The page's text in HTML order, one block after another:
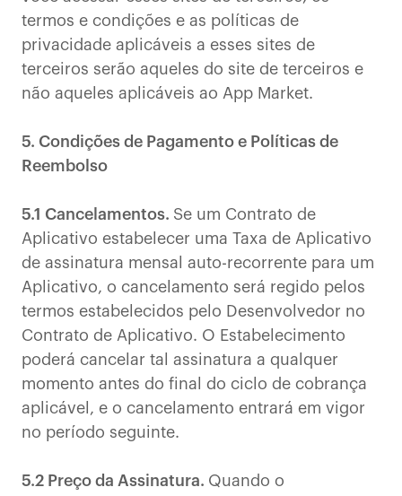
termos e condições e as políticas de
privacidade aplicáveis a esses sites de
terceiros serão aqueles do site de terceiros e
não aqueles aplicáveis ao App Market.
5. Condições de Pagamento e Políticas de
Reembolso
5.1 Cancelamentos. Se um Contrato de
Aplicativo estabelecer uma Taxa de Aplicativo
de assinatura mensal auto-recorrente para um
Aplicativo, o cancelamento será regido pelos
termos estabelecidos pelo Desenvolvedor no
Contrato de Aplicativo. O Estabelecimento
poderá cancelar tal assinatura a qualquer
momento antes do final do ciclo de cobrança
aplicável, e o cancelamento entrará em vigor
no período seguinte.
5.2 Preço da Assinatura. Quando o